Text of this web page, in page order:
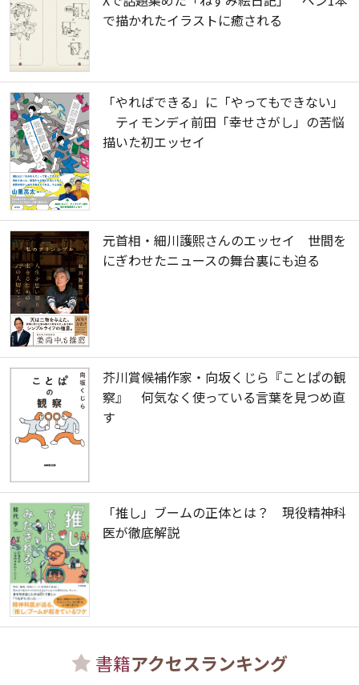
で描かれたイラストに癒される
「やればできる」に「やってもできない」
ティモンディ前田「幸せさがし」の苦悩
描いた初エッセイ
元首相・細川護熙さんのエッセイ 世間を
にぎわせたニュースの舞台裏にも迫る
芥川賞候補作家・向坂くじら『ことぱの観
察』 何気なく使っている言葉を見つめ直
す
「推し」ブームの正体とは？ 現役精神科
医が徹底解説
書籍アクセスランキング